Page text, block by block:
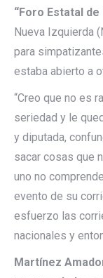
“Foro Estatal
Nueva Izquierda
para
estaba abierto a
“Creo que no es
seriedad y le
y diputada,
sacar cosas que
uno no
evento de su
esfuerzo las
nacionales y
Martínez